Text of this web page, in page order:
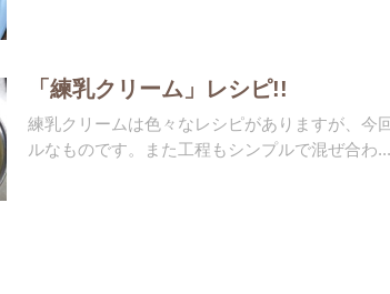
「練乳クリーム」レシピ!!
練乳クリームは色々なレシピがありますが、今
ルなものです。また工程もシンプルで混ぜ合わ...